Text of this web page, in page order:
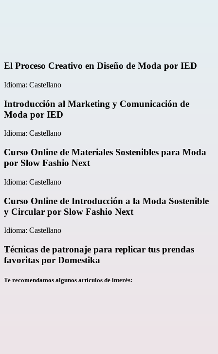
El Proceso Creativo en Diseño de Moda por IED
Idioma: Castellano
Introducción al Marketing y Comunicación de
Moda por IED
Idioma: Castellano
Curso Online de Materiales Sostenibles para Moda
por Slow Fashio Next
Idioma: Castellano
Curso Online de Introducción a la Moda Sostenible
y Circular por Slow Fashio Next
Idioma: Castellano
Técnicas de patronaje para replicar tus prendas
favoritas por Domestika
Te recomendamos algunos artículos de interés: